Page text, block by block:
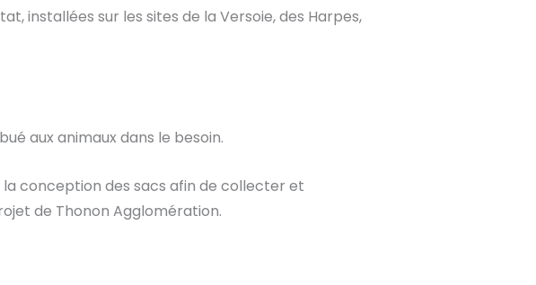
installées sur les sites de la Versoie, des Harpes,
aux animaux dans le besoin.
la conception des sacs afin de collecter et
de Thonon Agglomération.